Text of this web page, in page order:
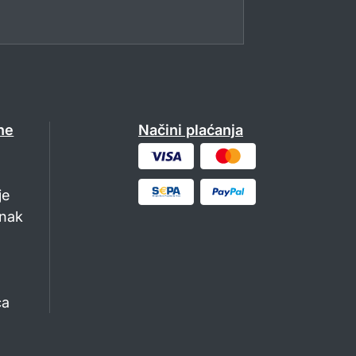
Načini plaćanja